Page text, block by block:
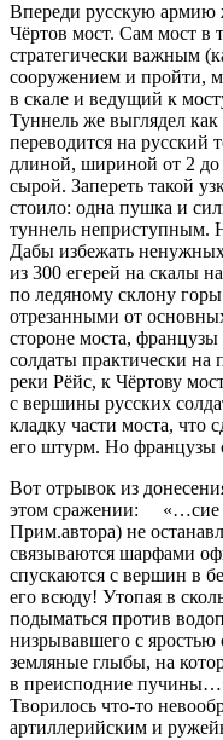
Впереди русскую армию
Чёртов мост. Сам мост в
стратегически важным
сооружением и пройти,
в скале и ведущий к
Туннель же выглядел
переводится на русский
длиной, шириной от 2 до
сырой. Запереть такой
стоило: одна пушка и
туннель неприступным.
Дабы избежать
из 300 егерей на скалы
по ледяному склону горы
отрезанными от
стороне моста, французы
солдаты практически на
реки Рёйс, к Чёртову
с вершины русских
кладку части моста, что
его штурм. Но французы
Вот отрывок из
этом сражении: «…сие
Прим.автора) не
связываются шарфами
спускаются с вершин в
его всюду! Утопая в
подыматься против
низрывавшего с
земляные глыбы, на
в преисподние
Творилось что-то
артиллерийским и